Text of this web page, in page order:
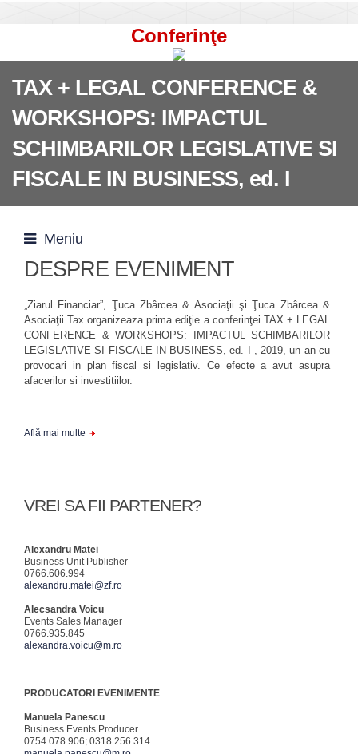
Conferinţe
TAX + LEGAL CONFERENCE &
WORKSHOPS: IMPACTUL
SCHIMBARILOR LEGISLATIVE SI
FISCALE IN BUSINESS, ed. I
Meniu
DESPRE EVENIMENT
„Ziarul Financiar”, Ţuca Zbârcea & Asociaţii şi Ţuca Zbârcea &
Asociaţii Tax organizeaza prima ediţie a conferinţei TAX + LEGAL
CONFERENCE & WORKSHOPS: IMPACTUL SCHIMBARILOR
LEGISLATIVE SI FISCALE IN BUSINESS, ed. I , 2019, un an cu
provocari in plan fiscal si legislativ. Ce efecte a avut asupra
afacerilor si investitiilor.
Află mai multe
VREI SA FII PARTENER?
Alexandru Matei
Business Unit Publisher
0766.606.994
alexandru.matei@zf.ro
Alecsandra Voicu
Events Sales Manager
0766.935.845
alexandra.voicu@m.ro
PRODUCATORI EVENIMENTE
Manuela Panescu
Business Events Producer
0754.078.906; 0318.256.314